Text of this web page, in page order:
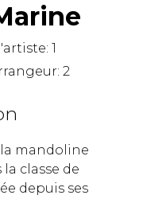
1
2
mandoline
la classe de
depuis ses